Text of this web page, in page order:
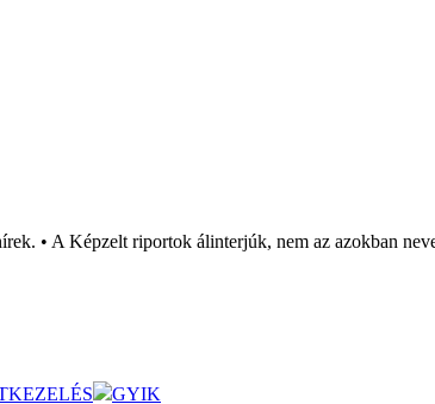
• A Képzelt riportok álinterjúk, nem az azokban
GYIK